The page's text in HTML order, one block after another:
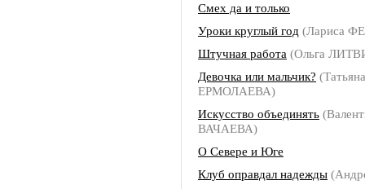
Смех да и только
Уроки круглый год (Лариса
Штучная работа (Ольга
Девочка или мальчик? (Татьяна
ЕРМОЛАЕВА)
Искусство объединять
ВАЧАЕВА)
О Севере и Юге
Клуб оправдал надежды